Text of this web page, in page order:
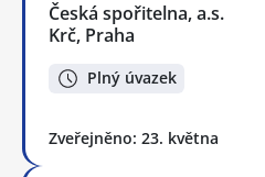
Česká spořitelna, a.s.
Krč, Praha
Plný úvazek
Zveřejněno: 23. května